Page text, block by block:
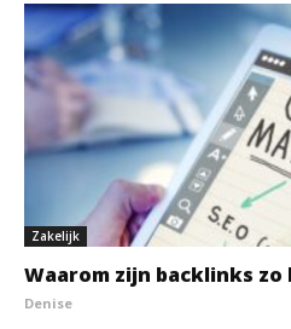
Zakelijk
Waarom zijn backlinks zo
Denise